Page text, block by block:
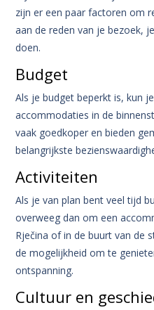
zijn er een paar factoren om
aan de reden van je bezoek,
doen.
Budget
Als je budget beperkt is, kun
accommodaties in de
vaak goedkoper en bieden
belangrijkste
Activiteiten
Als je van plan bent veel tijd
overweeg dan om een
Rječina of in de buurt van de
de mogelijkheid om te
ontspanning.
Cultuur en